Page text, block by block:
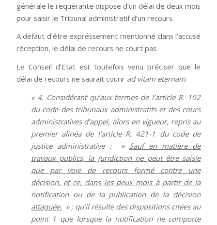
générale le requérante dispose d’un délai de deux mois
pour saisir le Tribunal administratif d’un recours.
A défaut d’être expréssement mentionné dans l’accusé
réception, le délai de recours ne court pas.
Le Conseil d’Etat est toutefois venu préciser que le
délai de recours ne saurait courir ad vitam eternam.
« 4. Considérant qu’aux termes de l’article R. 102
du code des tribunaux administratifs et des cours
administratives d’appel, alors en vigueur, repris au
premier alinéa de l’article R. 421-1 du code de
justice administrative : » Sauf en matière de
travaux publics, la juridiction ne peut être saisie
que par voie de recours formé contre une
décision, et ce, dans les deux mois à partir de la
notification ou de la publication de la décision
attaquée. » ; qu’il résulte des dispositions citées au
point 1 que lorsque la notification ne comporte